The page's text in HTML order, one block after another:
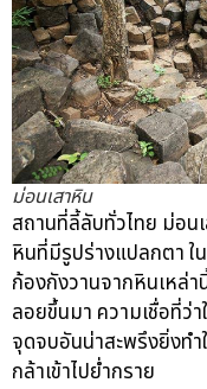
ม่อนเสาหิน
สถานที่ลี้ลับทั่วไทย ม่อน
หินที่มีรูปร่างแปลกตา ใ
ก้องกังวานจากหินเหล่
ลอยขึ้นมา ความเชื่อที่ว่
จุดจบอันน่าสะพรึงยิ่งท
กล้าเข้าไปย่ำกราย